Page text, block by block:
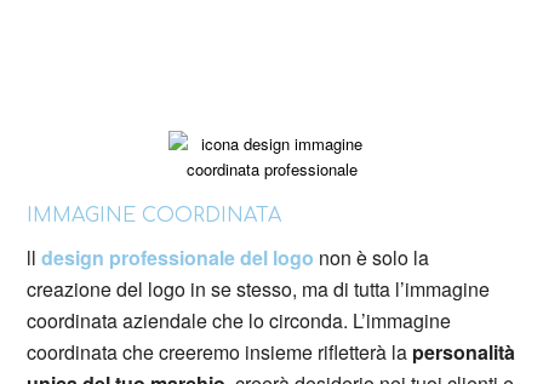
IMMAGINE COORDINATA
lldesign professionale del logo non è solo la
creazione del logo in se stesso, ma di tutta l’immagine
coordinata aziendale che lo circonda. L’immagine
coordinata che creeremo insieme rifletterà la personalità